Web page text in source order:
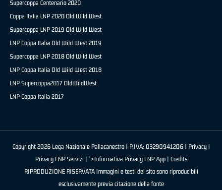
Supercoppa Centenario 2020
Coppa Italia LNP 2020 Old Wild West
Supercoppa LNP 2019 Old Wild West
LNP Coppa Italia Old Wild West 2019
Supercoppa LNP 2018 Old Wild West
LNP Coppa Italia Old Wild West 2018
LNP Supercoppa2017 OldWildWest
LNP Coppa Italia 2017
Copyright 2026 Lega Nazionale Pallacanestro | P.IVA: 03290941206 | Privacy|
Privacy LNP Servizi | ">Informativa Privacy LNP App | Credits
RIPRODUZIONE RISERVATA Immagini e testi del sito sono riproducibili
esclusivamente previa citazione della fonte